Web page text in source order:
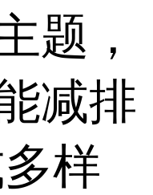
题，
减排
样